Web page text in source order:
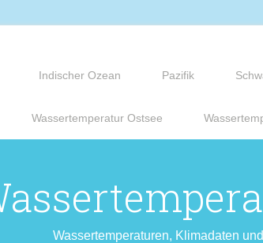
Indischer Ozean Pazifik
Wassertemperatur Ostsee
Wassertemperaturen, Klimadaten